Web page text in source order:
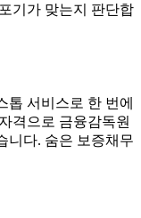
기가 맞는지 판단합
서비스로 한 번에
격으로 금융감독원
니다. 숨은 보증채무